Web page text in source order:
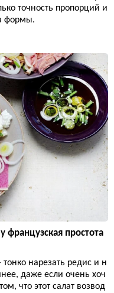
точность пропорций и
формы.
французская простота
нарезать редис и н
даже если очень хоч
что этот салат возвод